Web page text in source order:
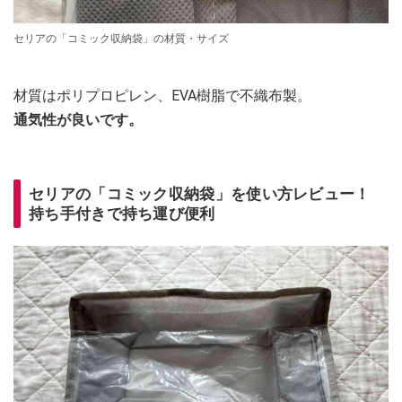
セリアの「コミック収納袋」の材質・サイズ
材質はポリプロピレン、EVA樹脂で不織布製。
通気性が良いです。
セリアの「コミック収納袋」を使い方レビュー！
持ち手付きで持ち運び便利